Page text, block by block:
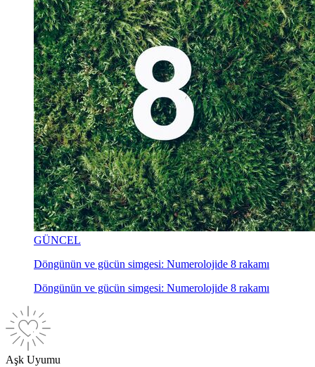
GÜNCEL
Döngünün ve gücün simgesi: Numerolojide 8 rakamı
Döngünün ve gücün simgesi: Numerolojide 8 rakamı
Aşk Uyumu